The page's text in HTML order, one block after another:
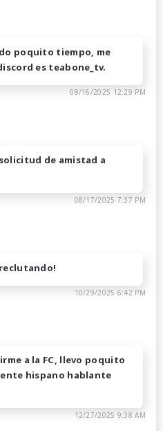
poquito tiempo, me
es teabone_tv.
08/16/2025 12:29 PM
de amistad a
08/17/2025 7:37 PM
10/29/2025 6:42 PM
a la FC, llevo poquito
hispano hablante
12/27/2025 9:38 AM